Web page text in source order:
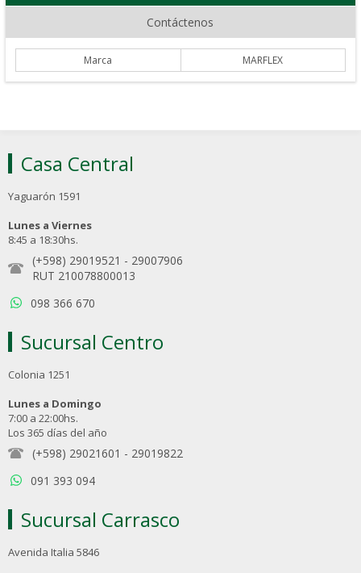
Contáctenos
Marca MARFLEX
Casa Central
Yaguarón 1591
Lunes a Viernes
8:45 a 18:30hs.
(+598) 29019521 - 29007906
RUT 210078800013
098 366 670
Sucursal Centro
Colonia 1251
Lunes a Domingo
7:00 a 22:00hs.
Los 365 días del año
(+598) 29021601 - 29019822
091 393 094
Sucursal Carrasco
Avenida Italia 5846